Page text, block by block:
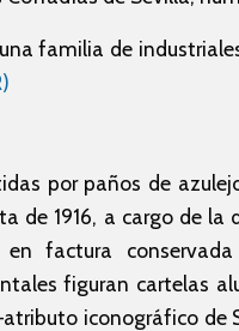
familia de
por paños de
de 1916, a cargo de
factura
figuran cartelas
iconográfico